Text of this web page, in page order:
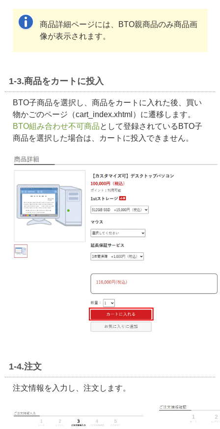
商品詳細ページには、BTO親商品のみ商品画
像が表示されます。
1-3.商品をカートに投入
BTO子商品を選択し、商品をカートに入れた後、買い
物かごのページ（cart_index.xhtml）に遷移します。
BTO組み合わせ不可商品として登録されているBTO子
商品を選択した場合は、カートに投入できません。
1-4.注文
注文情報を入力し、注文します。